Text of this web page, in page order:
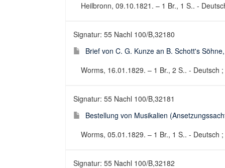
Heilbronn, 09.10.1821. – 1 Br., 1 S.. -
Signatur: 55 Nachl 100/B,32180
Brief von C. G. Kunze an B. Schott's
Worms, 16.01.1829. – 1 Br., 2 S.. - Deutsch
Signatur: 55 Nachl 100/B,32181
Bestellung von Musikalien
Worms, 05.01.1829. – 1 Br., 1 S.. - Deutsch
Signatur: 55 Nachl 100/B,32182